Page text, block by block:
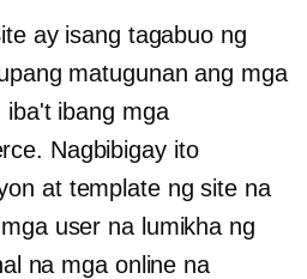
ay isang tagabuo ng
matugunan ang mga
iba't ibang mga
Nagbibigay ito
at template ng site na
user na lumikha ng
na mga online na